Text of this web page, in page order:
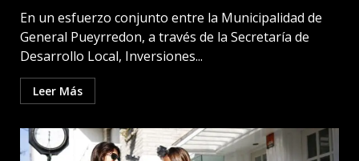
En un esfuerzo conjunto entre la Municipalidad de
General Pueyrredon, a través de la Secretaría de
Desarrollo Local, Inversiones...
Leer Más